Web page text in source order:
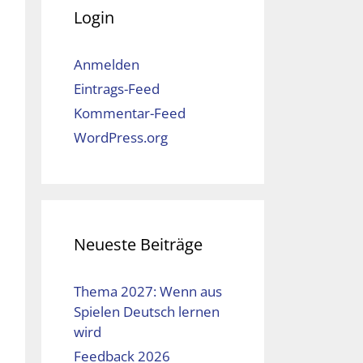
Login
Anmelden
Eintrags-Feed
Kommentar-Feed
WordPress.org
Neueste Beiträge
Thema 2027: Wenn aus
Spielen Deutsch lernen
wird
Feedback 2026